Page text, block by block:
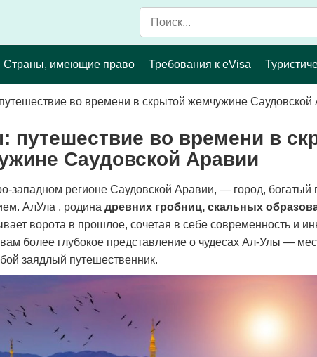
Страны, имеющие право Требования к eVisa
во времени в скрытой жемчужине Саудовской
путешествие во времени в
Саудовской Аравии
западном регионе Саудовской Аравии, — город, богатый
АлУла , родина древних гробниц, скальных
ворота в прошлое, сочетая в себе современность и
более глубокое представление о чудесах Ал-Улы —
заядлый путешественник.